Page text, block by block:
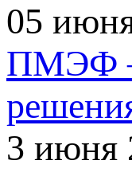
05
ПМЭФ –
3 июня